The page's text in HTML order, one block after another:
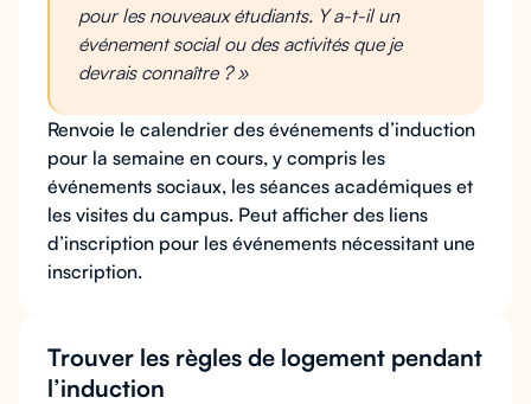
pour les nouveaux étudiants. Y a-t-il un
événement social ou des activités que je
devrais connaître ? »
Renvoie le calendrier des événements d’induction
pour la semaine en cours, y compris les
événements sociaux, les séances académiques et
les visites du campus. Peut afficher des liens
d’inscription pour les événements nécessitant une
inscription.
Trouver les règles de logement pendant
l’induction